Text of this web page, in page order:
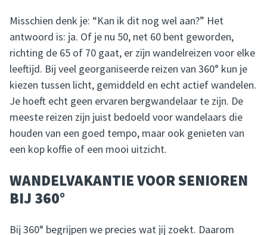
Misschien denk je: “Kan ik dit nog wel aan?” Het
antwoord is: ja. Of je nu 50, net 60 bent geworden,
richting de 65 of 70 gaat, er zijn wandelreizen voor elke
leeftijd. Bij veel georganiseerde reizen van 360° kun je
kiezen tussen licht, gemiddeld en echt actief wandelen.
Je hoeft echt geen ervaren bergwandelaar te zijn. De
meeste reizen zijn juist bedoeld voor wandelaars die
houden van een goed tempo, maar ook genieten van
een kop koffie of een mooi uitzicht.
WANDELVAKANTIE VOOR SENIOREN
BIJ 360°
Bij 360° begrijpen we precies wat jij zoekt. Daarom